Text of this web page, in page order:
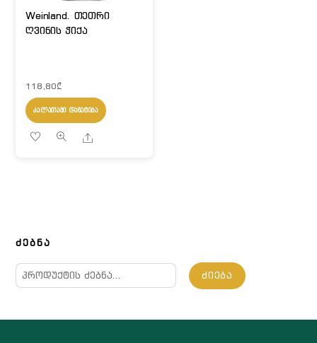
Weinland. თეთრი
ღვინის ჭიქა
118,80₾
ᲙᲐᲚᲐᲗᲐᲨᲘ ᲓᲐᲛᲐᲢᲔᲑᲐ
Share
ᲫᲔᲑᲜᲐ
ძებნა:
ᲫᲘᲔᲑᲐ